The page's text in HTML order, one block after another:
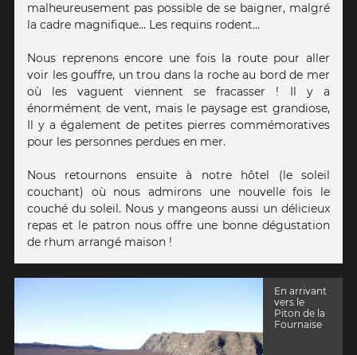
malheureusement pas possible de se baigner, malgré
la cadre magnifique... Les requins rodent...
Nous reprenons encore une fois la route pour aller
voir les gouffre, un trou dans la roche au bord de mer
où les vaguent viennent se fracasser ! Il y a
énormément de vent, mais le paysage est grandiose,
Il y a également de petites pierres commémoratives
pour les personnes perdues en mer.
Nous retournons ensuite à notre hôtel (le soleil
couchant) où nous admirons une nouvelle fois le
couché du soleil. Nous y mangeons aussi un délicieux
repas et le patron nous offre une bonne dégustation
de rhum arrangé maison !
En arrivant
vers le
Piton de la
Fournaise